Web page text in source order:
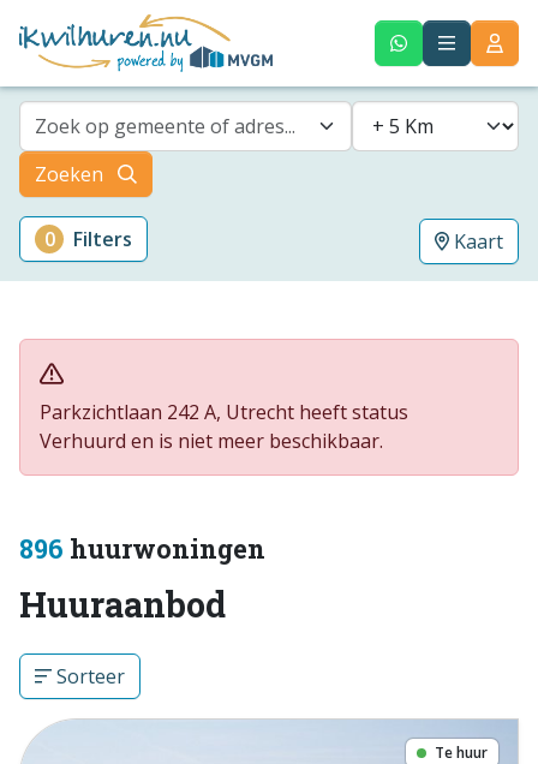
Zoek op gemeente of adres...
Zoeken
0 Filters Kaart
Parkzichtlaan 242 A, Utrecht heeft status
Verhuurd en is niet meer beschikbaar.
896 huurwoningen
Huuraanbod
Sorteer
Te huur